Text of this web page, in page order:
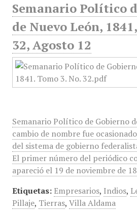
Semanario Político
de Nuevo León,
32, Agosto 12
Semanario Político de Gobierno
cambio de nombre fue
del sistema de gobierno
El primer número del periódico
apareció el 19 de noviembre de
Etiquetas: Empresarios, Indios,
Pillaje, Tierras, Villa Aldama